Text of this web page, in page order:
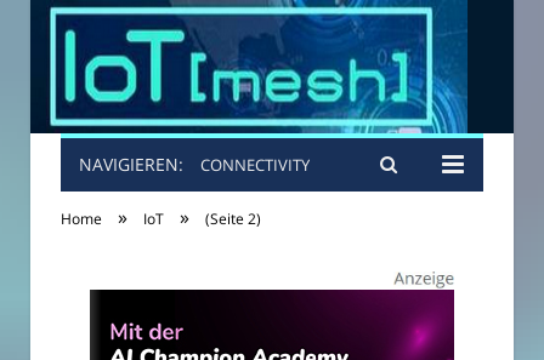
NAVIGIEREN: CONNECTIVITY
Home » IoT » (Seite 2)